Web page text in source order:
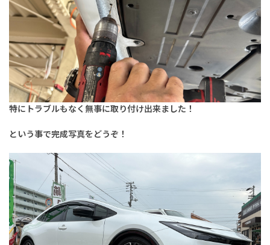
特にトラブルもなく無事に取り付け出来ました！
という事で完成写真をどうぞ！